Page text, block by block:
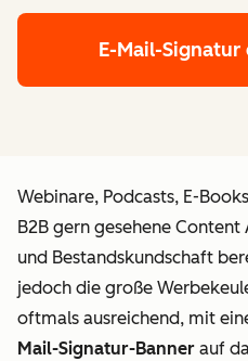
E-Mail-
Webinare, Podcasts, E-
B2B gern gesehene
und Bestandskundschaft
jedoch die große
oftmals ausreichend, mit
Mail-Signatur-Banner auf